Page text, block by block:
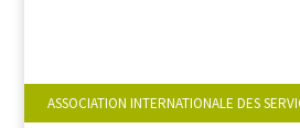
ASSOCIATION INTERNATIONALE DES